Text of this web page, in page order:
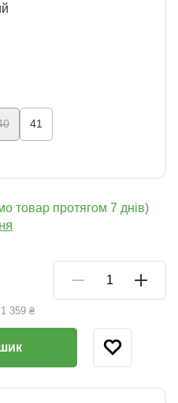
41
1 359 ₴
товар протягом 7 днів)